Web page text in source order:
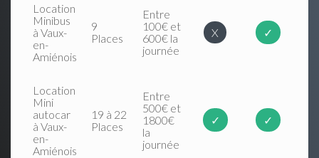
Location
Minibus
à Vaux-
en-
Amiénois
9
Places
Entre
100€ et
600€ la
journée
X ✓
Location
Mini
autocar
à Vaux-
en-
Amiénois
19 à 22
Places
Entre
500€ et
1800€
la
journée
✓ ✓